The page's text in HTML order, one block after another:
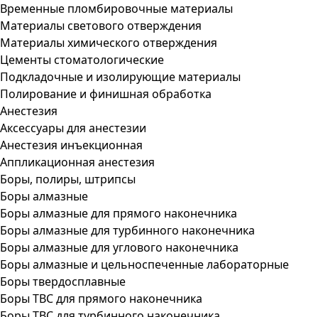
Временные пломбировочные материалы
Материалы светового отверждения
Материалы химического отверждения
Цементы стоматологические
Подкладочные и изолирующие материалы
Полирование и финишная обработка
Анестезия
Аксессуары для анестезии
Анестезия инъекционная
Аппликационная анестезия
Боры, полиры, штрипсы
Боры алмазные
Боры алмазные для прямого наконечника
Боры алмазные для турбинного наконечника
Боры алмазные для углового наконечника
Боры алмазные и цельноспеченные лабораторные
Боры твердосплавные
Боры ТВС для прямого наконечника